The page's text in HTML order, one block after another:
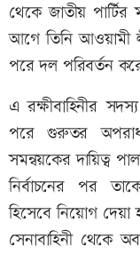
থেকে জাতীয়
আগে তিনি আওয়ামী
পরে দল পরিবর্তন
এ রক্ষীবাহিনীর
পরে গুরুতর অপরাধ
সমন্বয়কের দায়িত্ব
নির্বাচনের পর
হিসেবে নিয়োগ
সেনাবাহিনী থেকে